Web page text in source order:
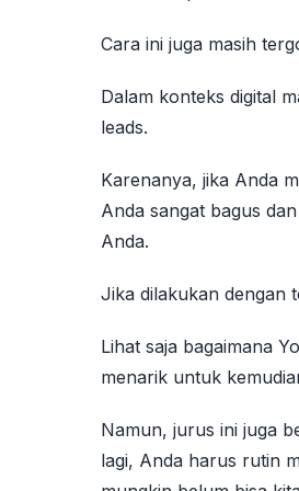
Cara ini juga masih
Dalam konteks digital
leads.
Karenanya, jika Anda
Anda sangat bagus
Anda.
Jika dilakukan dengan
Lihat saja bagaimana
menarik untuk
Namun, jurus ini juga
lagi, Anda harus rutin